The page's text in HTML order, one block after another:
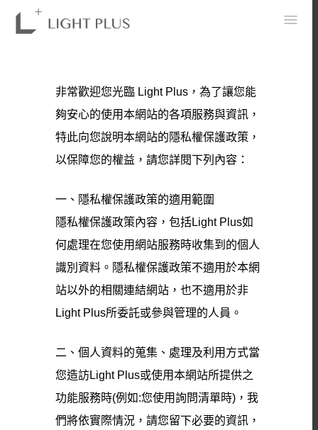
非常歡迎您光臨 Light Plus，為了讓您能
夠安心的使用本網站的各項服務與資訊，
特此向您說明本網站的隱私權保護政策，
以保障您的權益，請您詳閱下列內容：
一、隱私權保護政策的適用範圍
隱私權保護政策內容，包括Light Plus如
何處理在您使用網站服務時收集到的個人
識別資料。隱私權保護政策不適用於本網
站以外的相關連結網站，也不適用於非
Light Plus所委託或參與管理的人員。
二、個人資料的蒐集、處理及利用方式當
您造訪Light Plus或使用本網站所提供之
功能服務時(例如:您使用詢問清單時)，我
們將依實際情況，請您留下必要的資訊，